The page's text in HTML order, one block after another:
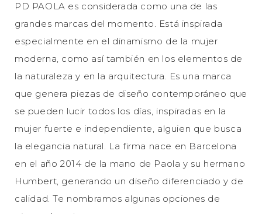
PD PAOLA es considerada como una de las
grandes marcas del momento. Está inspirada
especialmente en el dinamismo de la mujer
moderna, como así también en los elementos de
la naturaleza y en la arquitectura. Es una marca
que genera piezas de diseño contemporáneo que
se pueden lucir todos los días, inspiradas en la
mujer fuerte e independiente, alguien que busca
la elegancia natural. La firma nace en Barcelona
en el año 2014 de la mano de Paola y su hermano
Humbert, generando un diseño diferenciado y de
calidad. Te nombramos algunas opciones de